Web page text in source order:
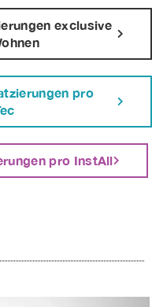
exclusive
pro
pro InstAll